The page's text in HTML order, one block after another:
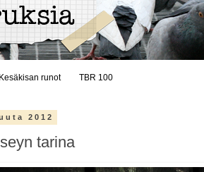
Kesäkisan runot TBR 100
2012
tarina